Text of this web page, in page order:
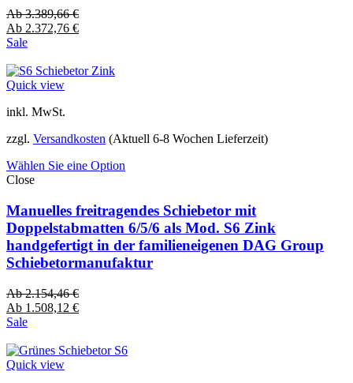
Ab3.389,66€
Ab 2.372,76 €
Sale
Quick view
inkl. MwSt.
zzgl. Versandkosten (Aktuell 6-8 Wochen Lieferzeit)
Wählen Sie eine Option
Close
Manuelles freitragendes Schiebetor mit
Doppelstabmatten 6/5/6 als Mod. S6 Zink
handgefertigt in der familieneigenen DAG Group
Schiebetormanufaktur
Ab2.154,46€
Ab 1.508,12 €
Sale
Quick view